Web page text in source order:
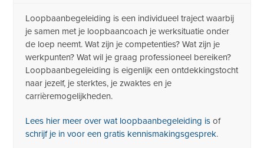
Loopbaanbegeleiding is een individueel traject waarbij
je samen met je loopbaancoach je werksituatie onder
de loep neemt. Wat zijn je competenties? Wat zijn je
werkpunten? Wat wil je graag professioneel bereiken?
Loopbaanbegeleiding is eigenlijk een ontdekkingstocht
naar jezelf, je sterktes, je zwaktes en je
carrièremogelijkheden.
Lees hier meer over wat loopbaanbegeleiding is of
schrijf je in voor een gratis kennismakingsgesprek.